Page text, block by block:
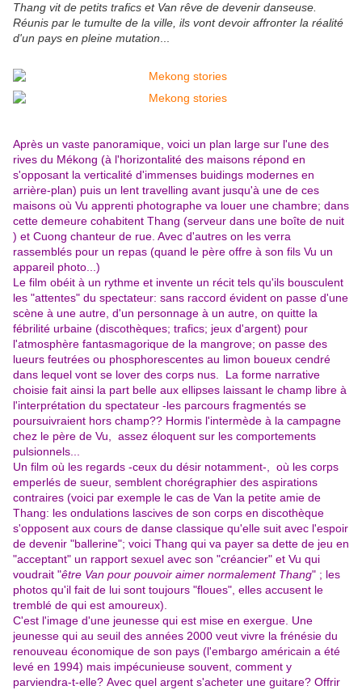
Thang vit de petits trafics et Van rêve de devenir danseuse.
Réunis par le tumulte de la ville, ils vont devoir affronter la réalité
d'un pays en pleine mutation
Après un vaste panoramique, voici un plan large sur l'une des
rives du Mékong (à l'horizontalité des maisons répond en
s'opposant la verticalité d'immenses buidings modernes en
arrière-plan) puis un lent travelling avant jusqu'à une de ces
maisons où Vu apprenti photographe va louer une chambre; dans
cette demeure cohabitent Thang (serveur dans une boîte de nuit
) et Cuong chanteur de rue. Avec d'autres on les verra
rassemblés pour un repas (quand le père offre à son fils Vu un
appareil photo...)
Le film obéit à un rythme et invente un récit tels qu'ils bousculent
les "attentes" du spectateur: sans raccord évident on passe d'une
scène à une autre, d'un personnage à un autre, on quitte la
fébrilité urbaine (discothèques; trafics; jeux d'argent) pour
l'atmosphère fantasmagorique de la mangrove; on passe des
lueurs feutrées ou phosphorescentes au limon boueux cendré
dans lequel vont se lover des corps nus. La forme narrative
choisie fait ainsi la part belle aux ellipses laissant le champ libre à
l'interprétation du spectateur -les parcours fragmentés se
poursuivraient hors champ?? Hormis l'intermède à la campagne
chez le père de Vu, assez éloquent sur les comportements
pulsionnels...
Un film où les regards -ceux du désir notamment-, où les corps
emperlés de sueur, semblent chorégraphier des aspirations
contraires (voici par exemple le cas de Van la petite amie de
Thang: les ondulations lascives de son corps en discothèque
s'opposent aux cours de danse classique qu'elle suit avec l'espoir
de devenir "ballerine"; voici Thang qui va payer sa dette de jeu en
"acceptant" un rapport sexuel avec son "créancier" et Vu qui
voudrait "être Van pour pouvoir aimer normalement Thang" ; les
photos qu'il fait de lui sont toujours "floues", elles accusent le
tremblé de qui est amoureux).
C'est l'image d'une jeunesse qui est mise en exergue. Une
jeunesse qui au seuil des années 2000 veut vivre la frénésie du
renouveau économique de son pays (l'embargo américain a été
levé en 1994) mais impécunieuse souvent, comment y
parviendra-t-elle? Avec quel argent s'acheter une guitare? Offrir